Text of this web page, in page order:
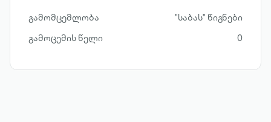
გამომცემლობა
"საბას" წიგნები
გამოცემის წელი
0